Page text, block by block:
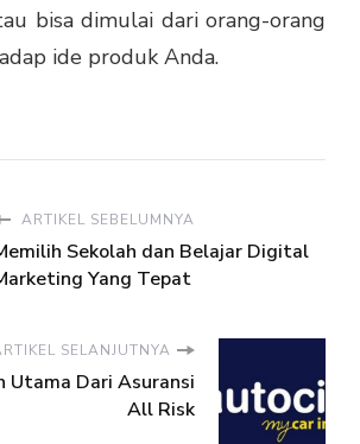
bisa dimulai dari orang-orang
ide produk Anda.
ARTIKEL SEBELUMNYA
Sekolah dan Belajar Digital
Yang Tepat
SELANJUTNYA
Utama Dari Asuransi
All Risk